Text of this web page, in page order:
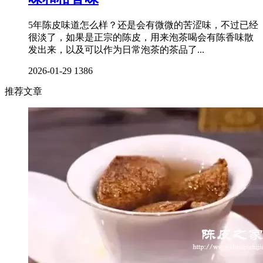
5年陈皮味道怎么样？还是会有微微的苦涩味，不过已经
很淡了，如果是正宗的陈皮，用来泡茶喝会有陈香味散
发出来，以及可以作为日常泡茶的茶品了...
2026-01-29 1386
推荐文章